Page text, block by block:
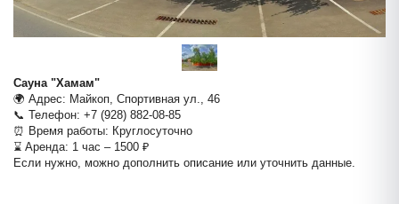
Сауна "Хамам"
🌍 Адрес: Майкоп, Спортивная ул., 46
📞 Телефон: +7 (928) 882-08-85
⏰ Время работы: Круглосуточно
⌛ Аренда: 1 час – 1500 ₽
Если нужно, можно дополнить описание или уточнить данные.
2